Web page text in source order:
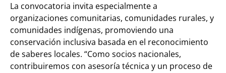
La convocatoria invita especialmente a
organizaciones comunitarias, comunidades rurales, y
comunidades indígenas, promoviendo una
conservación inclusiva basada en el reconocimiento
de saberes locales. “Como socios nacionales,
contribuiremos con asesoría técnica y un proceso de